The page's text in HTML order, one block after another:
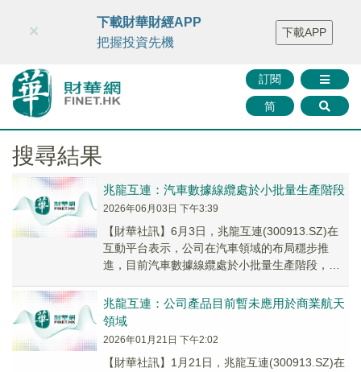
財華智庫網 FINTV FINMETA 財華證券 媒體矩陣
智庫沙龍
聯絡我們
訂閱
简
×
下載財華財經APP
把握投資先機
下載APP
搜尋結果
兆龍互連：汽車數據線纜處於小批量生產階段
2026年06月03日 下午3:39
【財華社訊】6月3日，兆龍互連(300913.SZ)在
互動平台表示，公司在汽車領域的布局穩步推
進，目前汽車數據線纜處於小批量生產階段，同
工...
兆龍互連：公司產品目前暫未應用於商業航天
領域
2026年01月21日 下午2:02
【財華社訊】1月21日，兆龍互連(300913.SZ)在